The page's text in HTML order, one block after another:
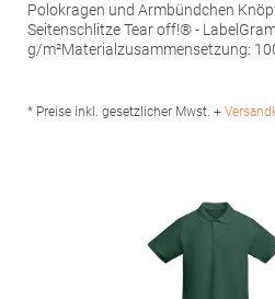
Polokragen und Armbündchen Knöpfe Ton in Ton 2 Knöpfe
Seitenschlitze Tear off!® - LabelGrammatur: 180
g/m²Materialzusammensetzung:
GmbH Vor dem Weißen Stein 25-31 72461
E-Mail: info@daiber.de
* Preise inkl. gesetzlicher Mwst. +